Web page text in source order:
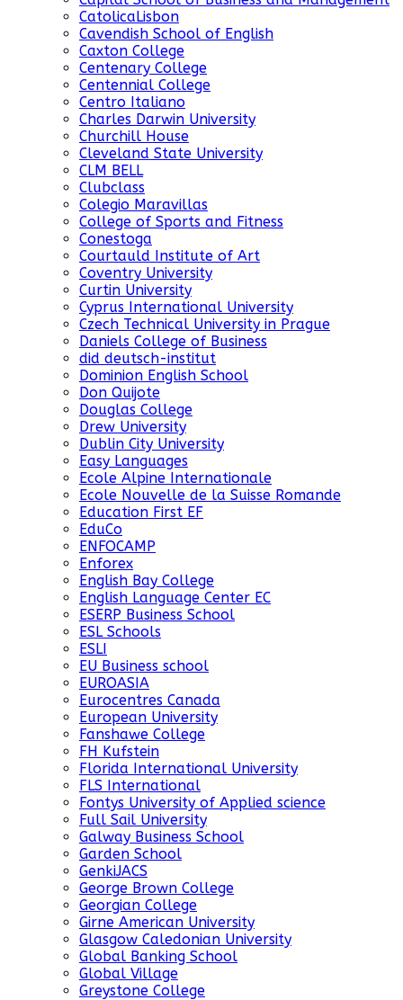
CatolicaLisbon
Cavendish School of English
Caxton College
Centenary College
Centennial College
Centro Italiano
Charles Darwin University
Churchill House
Cleveland State University
CLM BELL
Clubclass
Colegio Maravillas
College of Sports and Fitness
Conestoga
Courtauld Institute of Art
Coventry University
Curtin University
Cyprus International University
Czech Technical University in Prague
Daniels College of Business
did deutsch-institut
Dominion English School
Don Quijote
Douglas College
Drew University
Dublin City University
Easy Languages
Ecole Alpine Internationale
Ecole Nouvelle de la Suisse Romande
Education First EF
EduCo
ENFOCAMP
Enforex
English Bay College
English Language Center EC
ESERP Business School
ESL Schools
ESLI
EU Business school
EUROASIA
Eurocentres Canada
European University
Fanshawe College
FH Kufstein
Florida International University
FLS International
Fontys University of Applied science
Full Sail University
Galway Business School
Garden School
GenkiJACS
George Brown College
Georgian College
Girne American University
Glasgow Caledonian University
Global Banking School
Global Village
Greystone College